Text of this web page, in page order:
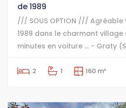
de 1989
/// SOUS OPTION ///
1989 dans le charmant village
minutes en voiture ... - Graty
2 1 160 m²